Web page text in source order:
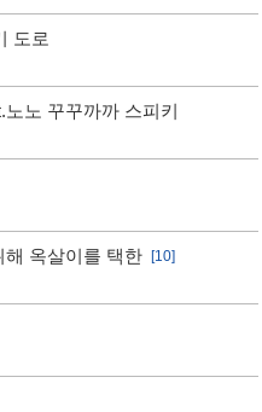
도로
노 꾸꾸까까 스피키
해 옥살이를 택한
[10]